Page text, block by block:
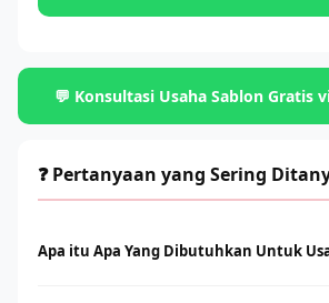
💬 Konsultasi Usaha Sablon Gratis
❓ Pertanyaan yang Sering
Apa itu Apa Yang Dibutuhkan Untuk